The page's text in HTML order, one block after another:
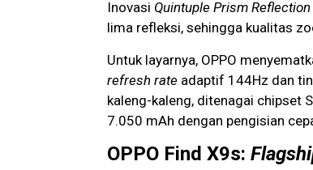
Inovasi Quintuple Prism
lima refleksi, sehingga kualitas
Untuk layarnya, OPPO
refresh rate adaptif 144Hz dan
kaleng-kaleng, ditenagai chipset
7.050 mAh dengan pengisian
OPPO Find X9s: